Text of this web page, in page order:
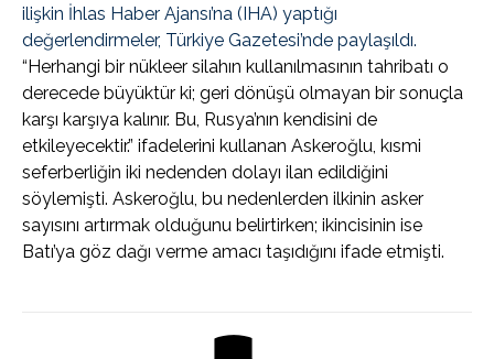
ilişkin İhlas Haber Ajansı’na (IHA) yaptığı
değerlendirmeler, Türkiye Gazetesi’nde paylaşıldı.
“Herhangi bir nükleer silahın kullanılmasının tahribatı o
derecede büyüktür ki; geri dönüşü olmayan bir sonuçla
karşı karşıya kalınır. Bu, Rusya’nın kendisini de
etkileyecektir.” ifadelerini kullanan Askeroğlu, kısmi
seferberliğin iki nedenden dolayı ilan edildiğini
söylemişti. Askeroğlu, bu nedenlerden ilkinin asker
sayısını artırmak olduğunu belirtirken; ikincisinin ise
Batı’ya göz dağı verme amacı taşıdığını ifade etmişti.